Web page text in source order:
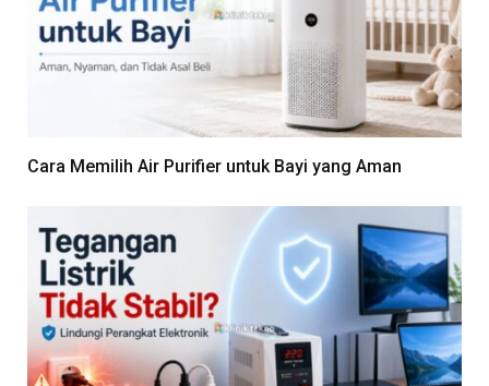
Cara Memilih Air Purifier untuk Bayi yang Aman